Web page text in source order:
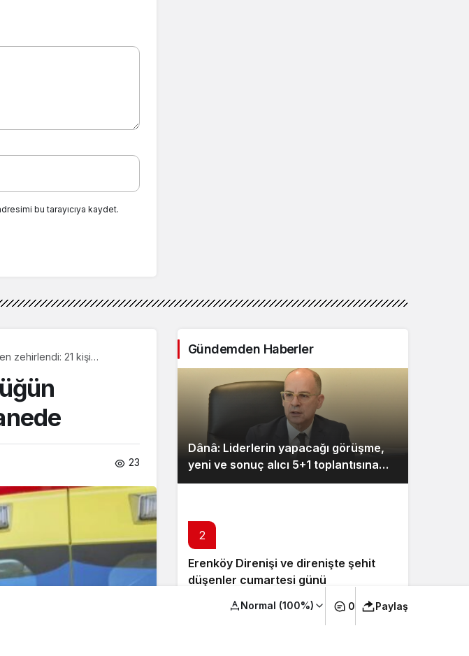
bu tarayıcıya kaydet.
zehirlendi: 21 kişi
23
Normal (100%) 0 Paylaş
Gündemden Haberler
Dânâ: Liderlerin yapacağı görüşme,
yeni ve sonuç alıcı 5+1 toplantısına
hazırlık niteliği taşıyor
2
Erenköy Direnişi ve direnişte şehit
düşenler cumartesi günü